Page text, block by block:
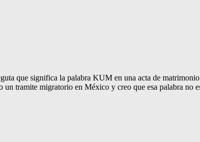
que significa la palabra KUM en una acta de
un tramite migratorio en México y creo que esa palabra no